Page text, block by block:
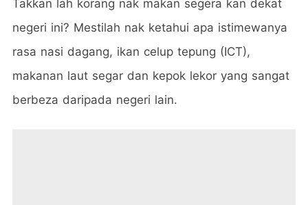
Takkan lah korang nak makan segera kan dekat
negeri ini? Mestilah nak ketahui apa istimewanya
rasa nasi dagang, ikan celup tepung (ICT),
makanan laut segar dan kepok lekor yang sangat
berbeza daripada negeri lain.